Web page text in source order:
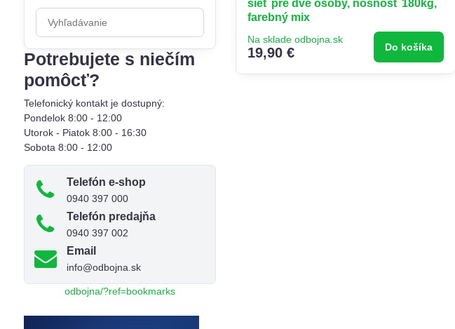
sieť pre dve osoby, nosnosť 180kg,
farebný mix
Na sklade odbojna.sk
19,90 € Do košíka
Prehľadať
výsledky
filtra
fulltextom
Potrebujete s niečím
pomôcť?
Telefonický kontakt je dostupný:
Pondelok 8:00 - 12:00
Utorok - Piatok 8:00 - 16:30
Sobota 8:00 - 12:00
Telefón e-shop
0940 397 000
Telefón predajňa
0940 397 002
Email
info@odbojna.sk
odbojna/?ref=bookmarks